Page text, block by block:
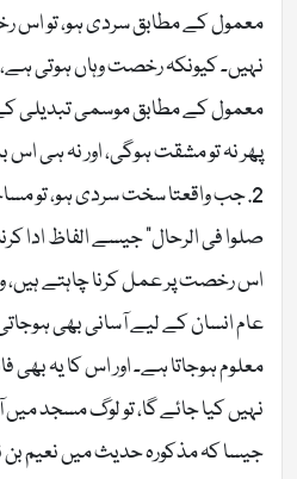
معمول کے مطابق سردی ہو، تو اس
نہیں۔ کیونکہ رخصت وہاں ہوتی
معمول کے مطابق موسمی تبدیلی
پھر نہ تو مشقت ہوگی، اور نہ ہی
2. جب واقعتا سخت سردی ہو، تو
صلوا فی الرحال” جیسے الفاظ ادا
اس رخصت پر عمل کرنا چاہتے
عام انسان کے لیے آسانی بھی
معلوم ہوجاتا ہے۔ اور اس کا یہ بھی
نہیں کیا جائے گا، تو لوگ مسجد
جیسا کہ مذکورہ حدیث میں نعیم بن